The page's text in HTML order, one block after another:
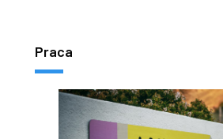
Praca